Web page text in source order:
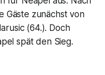
Gäste zunächst von
(64.). Doch
spät den Sieg.